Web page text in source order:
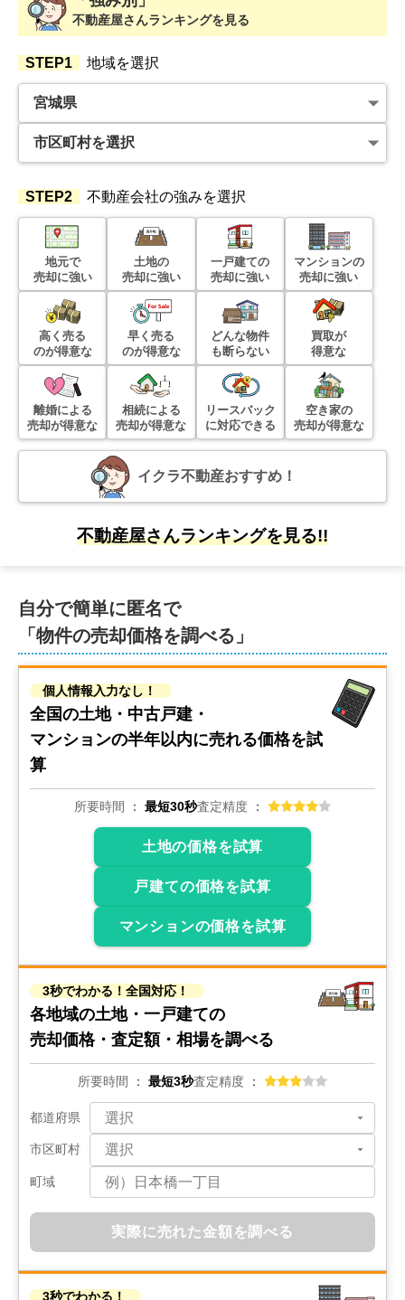
不動産屋さんランキングを見る
STEP1 地域を選択
STEP2 不動産会社の強みを選択
地元で
売却に強い
土地の
売却に強い
一戸建ての
売却に強い
マンションの
売却に強い
高く売る
のが得意な
早く売る
のが得意な
どんな物件
も断らない
買取が
得意な
離婚による
売却が得意な
相続による
売却が得意な
リースバック
に対応できる
空き家の
売却が得意な
イクラ不動産おすすめ！
不動産屋さんランキングを見る!!
自分で簡単に匿名で
「物件の売却価格を調べる」
個人情報入力なし！
全国の土地・中古戸建・
マンションの半年以内に売れる価格を試
算
所要時間 最短30秒査定精度
土地の価格を試算
戸建ての価格を試算
マンションの価格を試算
3秒でわかる！全国対応！
各地域の土地・一戸建ての
売却価格・査定額・相場を調べる
所要時間 最短3秒査定精度
都道府県
市区町村
町域
実際に売れた金額を調べる
3秒でわかる！